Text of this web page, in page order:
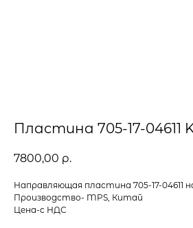
Пластина 705-17-04611
7800,00 р.
Направляющая пластина 705-17-04611
Производство- MPS, Китай
Цена-с НДС